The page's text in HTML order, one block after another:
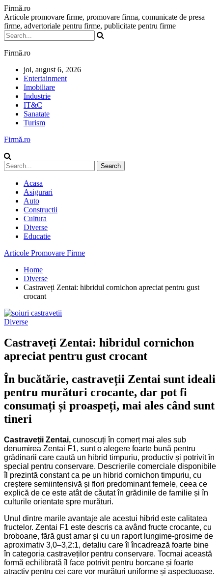
Firmă.ro
Articole promovare firme, promovare firma, comunicate de presa
firme, advertoriale pentru firme, publicitate pentru firme
Firmă.ro
joi, august 6, 2026
Entertainment
Imobiliare
Industrie
IT&C
Sanatate
Turism
Firmă.ro
Acasa
Asigurari
Auto
Constructii
Cultura
Diverse
Educatie
Articole Promovare Firme
Home
Diverse
Castraveți Zentai: hibridul cornichon apreciat pentru gust
crocant
Diverse
Castraveți Zentai: hibridul cornichon
apreciat pentru gust crocant
În bucătărie, castraveții Zentai sunt ideali
pentru murături crocante, dar pot fi
consumați și proaspeți, mai ales când sunt
tineri
Castraveții Zentai, cunoscuți în comerț mai ales sub
denumirea Zentai F1, sunt o alegere foarte bună pentru
grădinarii care caută un hibrid timpuriu, productiv și potrivit în
special pentru conservare. Descrierile comerciale disponibile
îl prezintă constant ca pe un hibrid cornichon timpuriu, cu
creștere semiintensivă și flori predominant femele, ceea ce
explică de ce este atât de căutat în grădinile de familie și în
culturile orientate spre murături.
Unul dintre marile avantaje ale acestui hibrid este calitatea
fructelor. Zentai F1 este descris ca având fructe crocante, cu
broboane, fără gust amar și cu un raport lungime-grosime de
aproximativ 3,0–3,2:1, detaliu care îl încadrează foarte bine
în categoria castraveților pentru conservare. Tocmai această
formă echilibrată îl face potrivit pentru borcane și foarte
atractiv pentru cei care vor murături uniforme și aspectuoase.